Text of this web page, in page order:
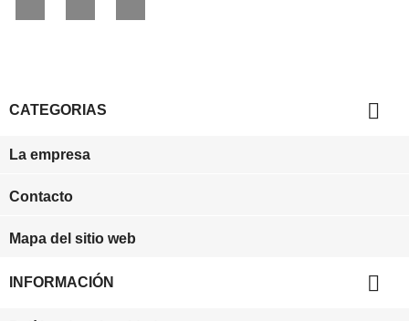
CATEGORIAS 
La empresa
Contacto
Mapa del sitio web
INFORMACIÓN 